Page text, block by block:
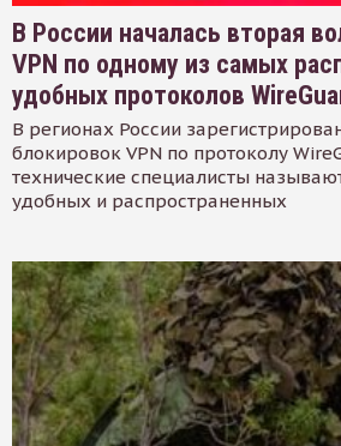
В России началась вторая
VPN по одному из самых
удобных протоколов
В регионах России
блокировок VPN по протоколу
технические специалисты
удобных и распространенных